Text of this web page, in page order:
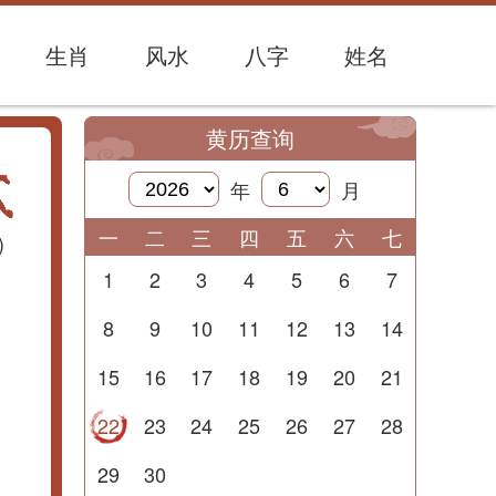
生肖 风水 八字 姓名
黄历查询
年
月
一
二 三 四 五 六
七
1
2 3 4 5 6
7
8
9 10 11 12 13
14
15
16 17 18 19 20
21
22
23 24 25 26 27
28
29
30